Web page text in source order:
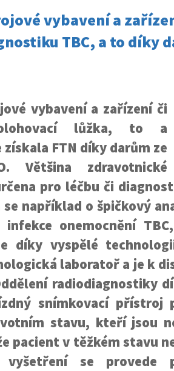
vybavení a
TBC, a to díky
vybavení a zařízení či
lůžka, to a
získala FTN díky darům ze
Většina zdravotnické
pro léčbu či
se například o špičkový
infekce onemocnění
díky vyspělé
laboratoř a je k
radiodiagnostiky
snímkovací přístroj
stavu, kteří jsou
pacient v těžkém stavu
vyšetření se provede